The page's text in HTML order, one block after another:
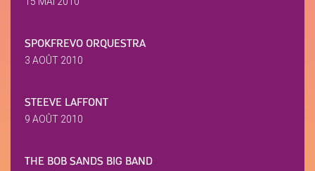
SPOKFREVO ORQUESTRA
3 AOÛT 2010
STEEVE LAFFONT
9 AOÛT 2010
THE BOB SANDS BIG BAND